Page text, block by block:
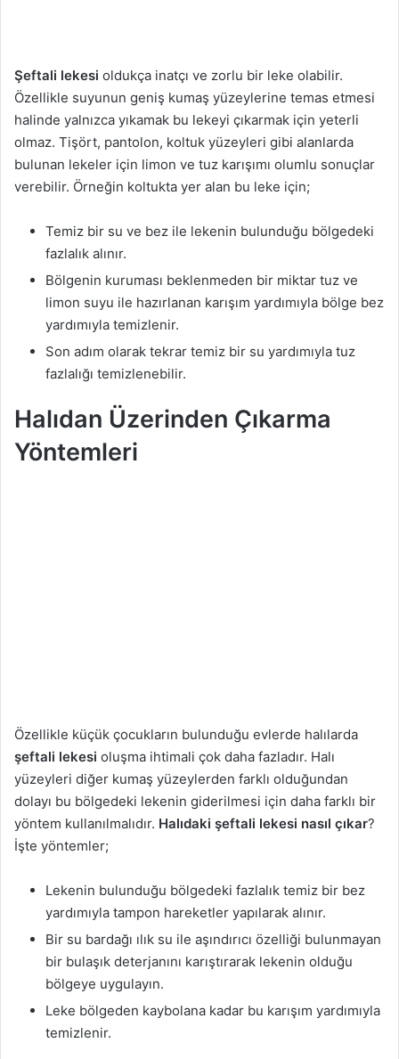
Şeftali lekesi oldukça inatçı ve zorlu bir leke olabilir.
Özellikle suyunun geniş kumaş yüzeylerine temas etmesi
halinde yalnızca yıkamak bu lekeyi çıkarmak için yeterli
olmaz. Tişört, pantolon, koltuk yüzeyleri gibi alanlarda
bulunan lekeler için limon ve tuz karışımı olumlu sonuçlar
verebilir. Örneğin koltukta yer alan bu leke için;
Temiz bir su ve bez ile lekenin bulunduğu bölgedeki
fazlalık alınır.
Bölgenin kuruması beklenmeden bir miktar tuz ve
limon suyu ile hazırlanan karışım yardımıyla bölge bez
yardımıyla temizlenir.
Son adım olarak tekrar temiz bir su yardımıyla tuz
fazlalığı temizlenebilir.
Halıdan Üzerinden Çıkarma
Yöntemleri
Özellikle küçük çocukların bulunduğu evlerde halılarda
şeftali lekesi oluşma ihtimali çok daha fazladır. Halı
yüzeyleri diğer kumaş yüzeylerden farklı olduğundan
dolayı bu bölgedeki lekenin giderilmesi için daha farklı bir
yöntem kullanılmalıdır. Halıdaki şeftali lekesi nasıl çıkar?
İşte yöntemler;
Lekenin bulunduğu bölgedeki fazlalık temiz bir bez
yardımıyla tampon hareketler yapılarak alınır.
Bir su bardağı ılık su ile aşındırıcı özelliği bulunmayan
bir bulaşık deterjanını karıştırarak lekenin olduğu
bölgeye uygulayın.
Leke bölgeden kaybolana kadar bu karışım yardımıyla
temizlenir.